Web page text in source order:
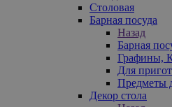
Столовая
Барная посуда
Назад
Барная
Графины,
Для
Предметы
Декор стола